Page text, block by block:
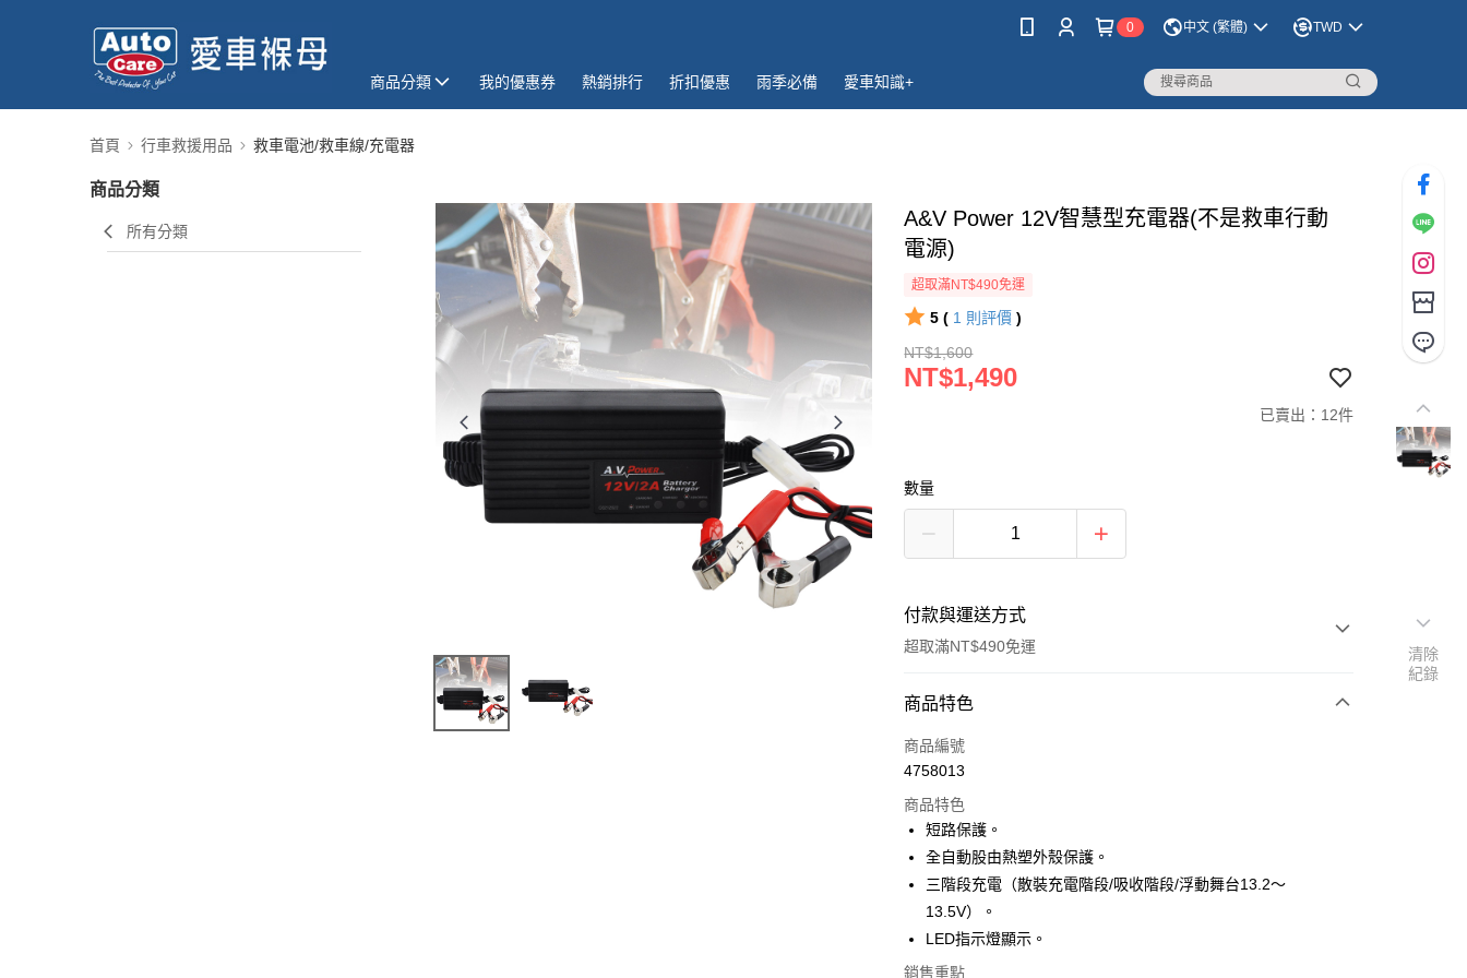
0 中文 (繁體) TWD
商品分類 我的優惠券 熱銷排行 折扣優惠 雨季必備 愛車知識+
首頁 行車救援用品 救車電池/救車線/充電器
商品分類
所有分類
A&V Power 12V智慧型充電器(不是救車行動
電源)
超取滿NT$490免運
5 ( 1 則評價 )
NT$1,600
NT$1,490
已賣出：12件
數量
付款與運送方式
超取滿NT$490免運
付款方式
信用卡一次付款
3 期 0 利率 每期
合作金庫商業銀行
華南商業銀行
彰化商業銀行
國泰世華商業銀行
臺灣中小企業銀行
匯豐（台灣）商業銀行
超商取貨付款
Apple Pay
商品特色
商品編號
4758013
商品特色
短路保護。
全自動股由熱塑外殼保護。
三階段充電（散裝充電階段/吸收階段/浮動舞台13.2〜
13.5V）。
LED指示燈顯示。
銷售重點
清除
紀錄